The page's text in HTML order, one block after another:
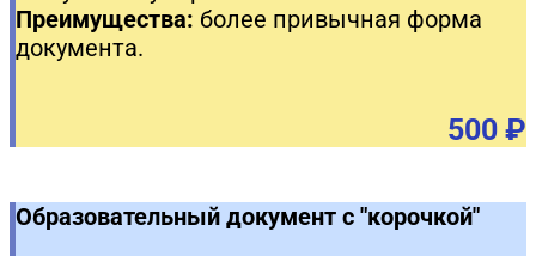
Преимущества: более привычная форма
документа.
500 ₽
Образовательный документ с "корочкой"